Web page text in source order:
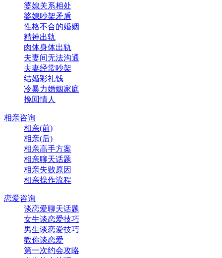
婆媳关系相处
婆媳吵架矛盾
性格不合的婚姻
精神出轨
肉体身体出轨
夫妻间无法沟通
夫妻经常吵架
结婚彩礼钱
冷暴力婚姻家庭
挽回情人
相亲咨询
相亲(前)
相亲(后)
相亲高手方案
相亲聊天话题
相亲失败原因
相亲操作流程
恋爱咨询
谈恋爱聊天话题
女生谈恋爱技巧
男生谈恋爱技巧
教你谈恋爱
第一次约会攻略